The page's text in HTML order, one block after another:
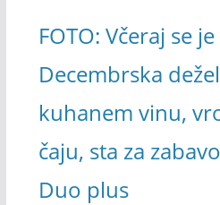
FOTO: Včeraj se
Decembrska
kuhanem vinu,
čaju, sta za
Duo plus